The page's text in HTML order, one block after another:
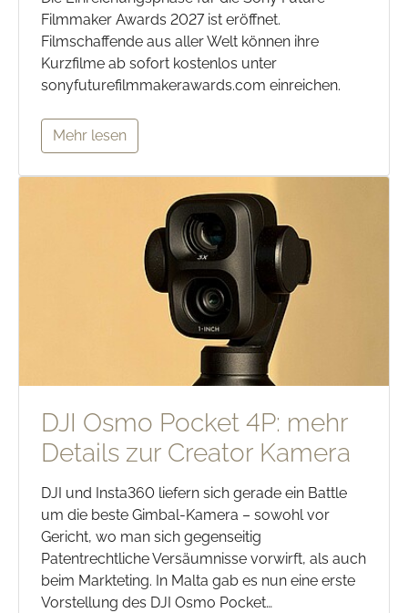
Filmmaker Awards 2027 ist eröffnet.
Filmschaffende aus aller Welt können ihre
Kurzfilme ab sofort kostenlos unter
sonyfuturefilmmakerawards.com einreichen.
Mehr lesen
DJI Osmo Pocket 4P: mehr
Details zur Creator Kamera
DJI und Insta360 liefern sich gerade ein Battle
um die beste Gimbal-Kamera – sowohl vor
Gericht, wo man sich gegenseitig
Patentrechtliche Versäumnisse vorwirft, als auch
beim Markteting. In Malta gab es nun eine erste
Vorstellung des DJI Osmo Pocket…